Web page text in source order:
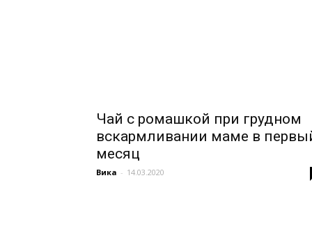
Чай с ромашкой при грудном
вскармливании маме в
месяц
Вика - 14.03.2020